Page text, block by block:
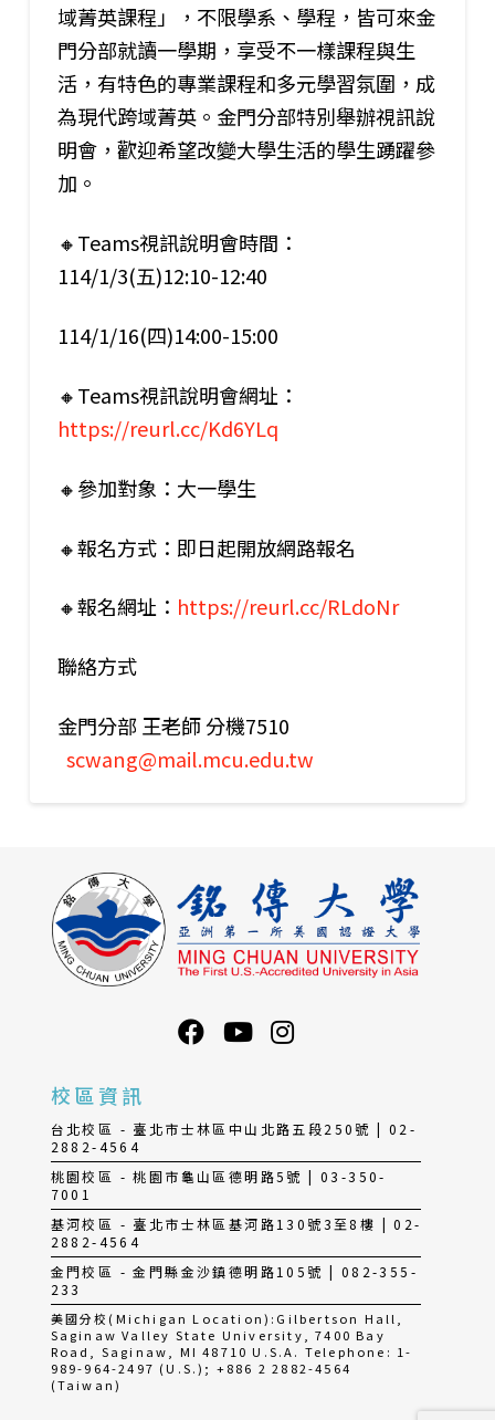
域菁英課程」，不限學系、學程，皆可來金
門分部就讀一學期，享受不一樣課程與生
活，有特色的專業課程和多元學習氛圍，成
為現代跨域菁英。金門分部特別舉辦視訊說
明會，歡迎希望改變大學生活的學生踴躍參
加。
🔸Teams視訊說明會時間：
114/1/3(五)12:10-12:40
114/1/16(四)14:00-15:00
🔸Teams視訊說明會網址：
https://reurl.cc/Kd6YLq
🔸參加對象：大一學生
🔸報名方式：即日起開放網路報名
🔸報名網址： https://reurl.cc/RLdoNr
聯絡方式
金門分部 王老師 分機7510
scwang@mail.mcu.edu.tw
校區資訊
台北校區 - 臺北市士林區中山北路五段250號 | 02-
2882-4564
桃園校區 - 桃園市龜山區德明路5號 | 03-350-
7001
基河校區 - 臺北市士林區基河路130號3至8樓 | 02-
2882-4564
金門校區 - 金門縣金沙鎮德明路105號 | 082-355-
233
美國分校(Michigan Location):Gilbertson Hall,
Saginaw Valley State University, 7400 Bay
Road, Saginaw, MI 48710 U.S.A. Telephone: 1-
989-964-2497 (U.S.); +886 2 2882-4564
(Taiwan)